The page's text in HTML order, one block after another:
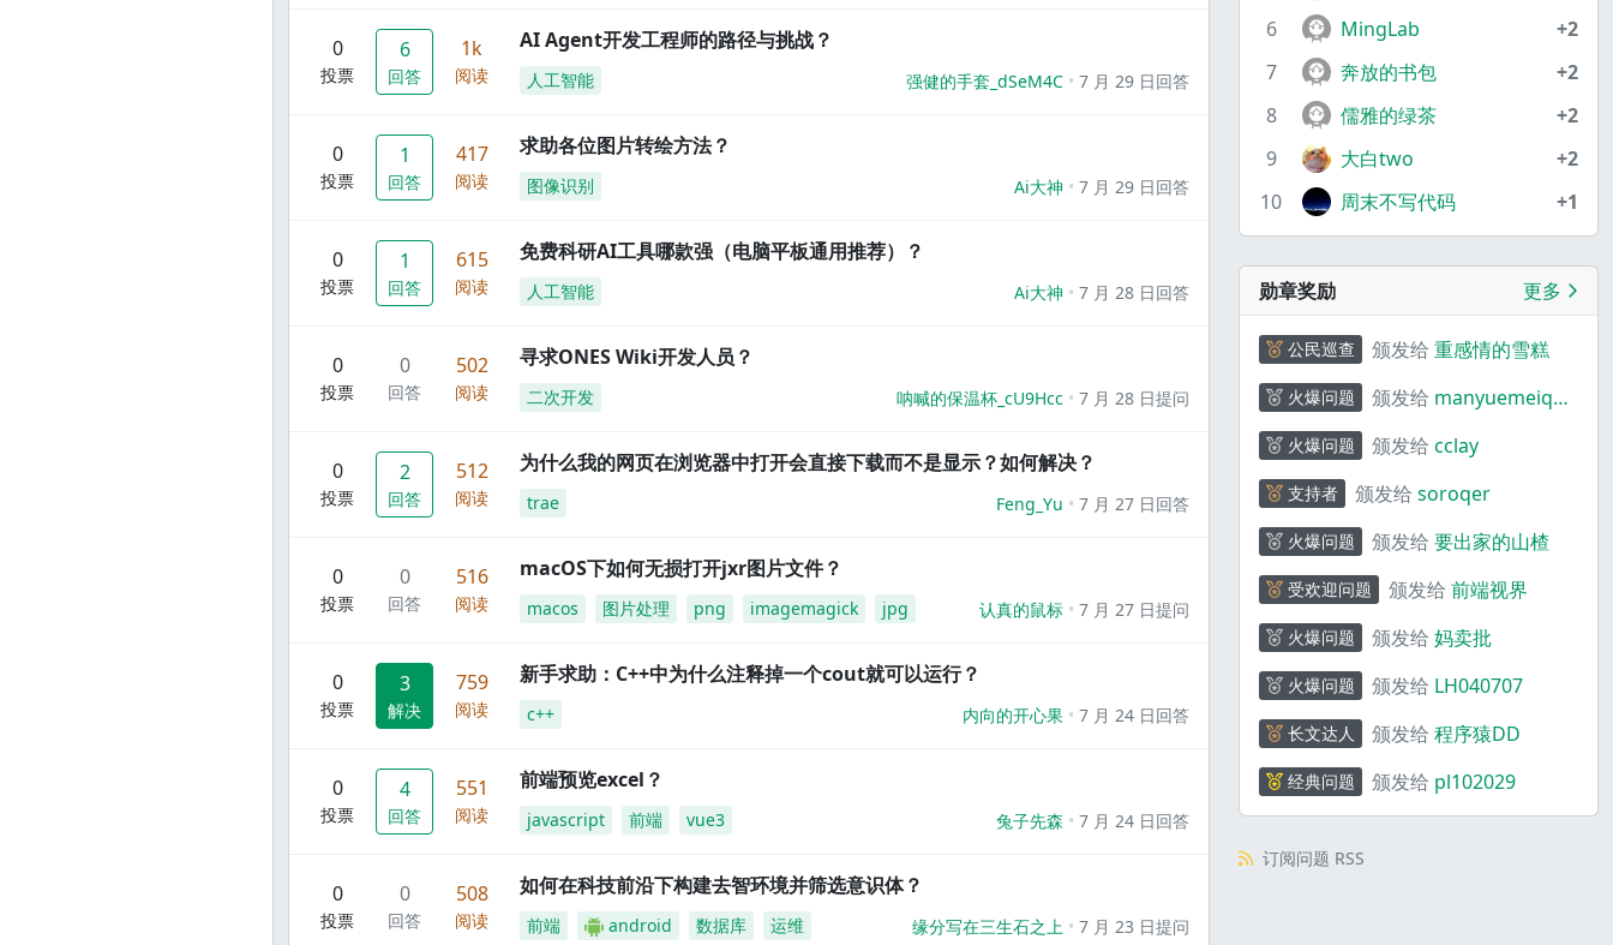
0
投票
6
回答
1k
阅读
AI Agent开发工程师的路径与挑战？
人工智能 强健的手套_dSeM4C 7 月 29 日回答
0
投票
1
回答
417
阅读
求助各位图片转绘方法？
图像识别 Ai大神 7 月 29 日回答
0
投票
1
回答
615
阅读
免费科研AI工具哪款强（电脑平板通用推荐）？
人工智能 Ai大神 7 月 28 日回答
0
投票
0
回答
502
阅读
寻求ONES Wiki开发人员？
二次开发 呐喊的保温杯_cU9Hcc 7 月 28 日提问
0
投票
2
回答
512
阅读
为什么我的网页在浏览器中打开会直接下载而不是显示？如何解决？
trae Feng_Yu 7 月 27 日回答
0
投票
0
回答
516
阅读
macOS下如何无损打开jxr图片文件？
macos 图片处理 png imagemagick jpg 认真的鼠标 7 月 27 日提问
0
投票
3
解决
759
阅读
新手求助：C++中为什么注释掉一个cout就可以运行？
c++ 内向的开心果 7 月 24 日回答
0
投票
4
回答
551
阅读
前端预览excel？
javascript 前端 vue3 兔子先森 7 月 24 日回答
0
投票
0
回答
508
阅读
如何在科技前沿下构建去智环境并筛选意识体？
前端 android 数据库 运维 缘分写在三生石之上 7 月 23 日提问
6
MingLab
+2
7
奔放的书包
+2
8
儒雅的绿茶
+2
9
大白two
+2
10
周末不写代码 +1
勋章奖励 更多
公民巡查 颁发给 重感情的雪糕
火爆问题 颁发给 manyuemeiquq
火爆问题 颁发给 cclay
支持者 颁发给 soroqer
火爆问题 颁发给 要出家的山楂
受欢迎问题 颁发给 前端视界
火爆问题 颁发给 妈卖批
火爆问题 颁发给 LH040707
长文达人 颁发给 程序猿DD
经典问题 颁发给 pl102029
订阅问题 RSS